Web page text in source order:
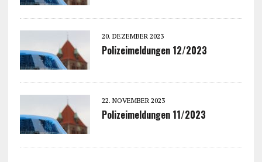
20. DEZEMBER 2023
Polizeimeldungen 12/2023
22. NOVEMBER 2023
Polizeimeldungen 11/2023